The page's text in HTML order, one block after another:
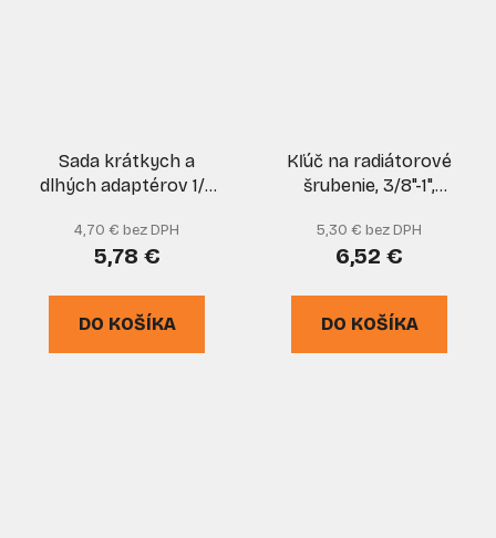
Sada krátkych a
dlhých adaptérov 1/4
6HRAN, 6-dielna, GEKO
4,70 € bez DPH
5,78 €
DO KOŠÍKA
Kľúč na radiátorové
šrubenie, 3/8"-1",
štvorhran, GEKO
5,30 € bez DPH
6,52 €
DO KOŠÍKA